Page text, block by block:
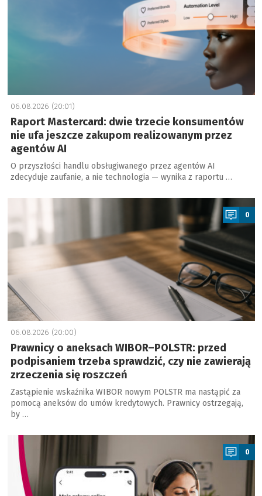
06.08.2026 (20:01)
Raport Mastercard: dwie trzecie konsumentów
nie ufa jeszcze zakupom realizowanym przez
agentów AI
O przyszłości handlu obsługiwanego przez agentów AI
zdecyduje zaufanie, a nie technologia — wynika z raportu …
a
0
06.08.2026 (20:00)
Prawnicy o aneksach WIBOR–POLSTR: przed
podpisaniem trzeba sprawdzić, czy nie zawierają
zrzeczenia się roszczeń
Zastąpienie wskaźnika WIBOR nowym POLSTR ma nastąpić za
pomocą aneksów do umów kredytowych. Prawnicy ostrzegają,
by …
0